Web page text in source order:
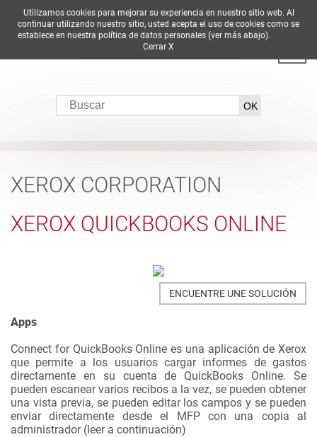
DE EN ES FR
XEROX CORPORATION
XEROX QUICKBOOKS ONLINE
ENCUENTRE UNE SOLUCIÓN
Apps
Connect for QuickBooks Online es una aplicación de Xerox
que permite a los usuarios cargar informes de gastos
directamente en su cuenta de QuickBooks Online. Se
pueden escanear varios recibos a la vez, se pueden obtener
una vista previa, se pueden editar los campos y se pueden
enviar directamente desde el MFP con una copia al
administrador (leer a continuación)
Utilizamos cookies para mejorar su experiencia en nuestro sitio web. Al
continuar utilizando nuestro sitio, usted acepta el uso de cookies como se
establece en nuestra política de datos personales (ver más abajo).
Cerrar X